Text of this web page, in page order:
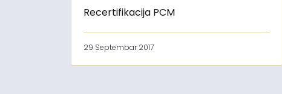
Recertifikacija PCM
29 Septembar 2017